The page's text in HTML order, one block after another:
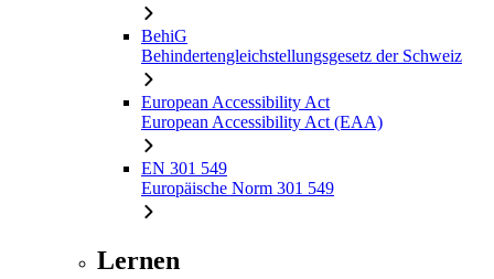
BehiG
Behindertengleichstellungsgesetz der Schweiz
European Accessibility Act
European Accessibility Act (EAA)
EN 301 549
Europäische Norm 301 549
Lernen